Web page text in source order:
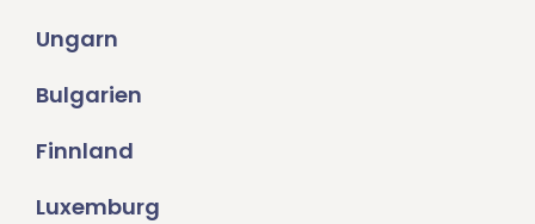
Ungarn
Bulgarien
Finnland
Luxemburg